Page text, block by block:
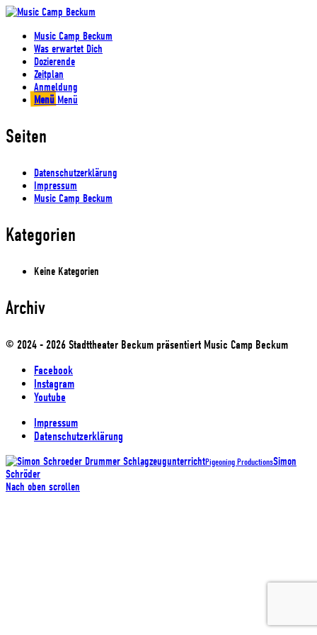
Music Camp Beckum
Was erwartet Dich
Dozierende
Zeitplan
Anmeldung
Menü Menü
Seiten
Datenschutzerklärung
Impressum
Music Camp Beckum
Kategorien
Keine Kategorien
Archiv
© 2024 - 2026 Stadttheater Beckum präsentiert Music Camp Beckum
Facebook
Instagram
Youtube
Impressum
Datenschutzerklärung
Pigeoning ProductionsSimon
Schröder
Nach oben scrollen